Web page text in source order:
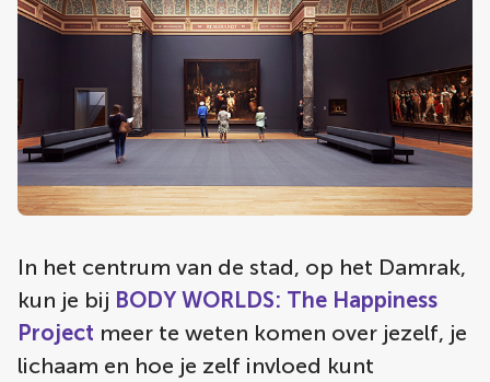
In het centrum van de stad, op het Damrak,
kun je bij BODY WORLDS: The Happiness
Project meer te weten komen over jezelf, je
lichaam en hoe je zelf invloed kunt